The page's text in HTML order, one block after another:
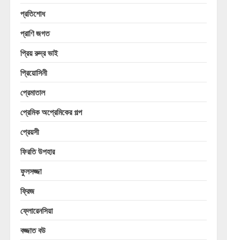
প্রতিশোধ
প্রাণি জগত
প্রিয় রুদ্র ভাই
প্রিয়োসিনী
প্রেমাতাল
প্রেমিক অপ্রেমিকের গল্প
প্রেয়সী
ফিরতি উপহার
ফুলসজ্জা
ফ্রিজ
ফ্লোরেনসিয়া
বজ্জাত বউ